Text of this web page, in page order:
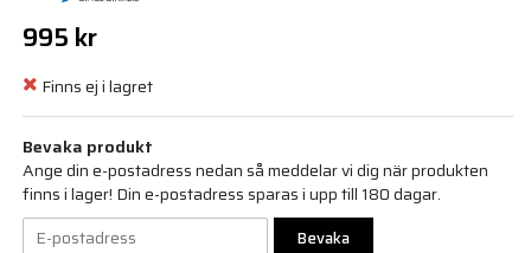
995 kr
Finns ej i lagret
Bevaka produkt
Ange din e-postadress nedan så meddelar vi dig när produkten
finns i lager! Din e-postadress sparas i upp till 180 dagar.
Bevaka